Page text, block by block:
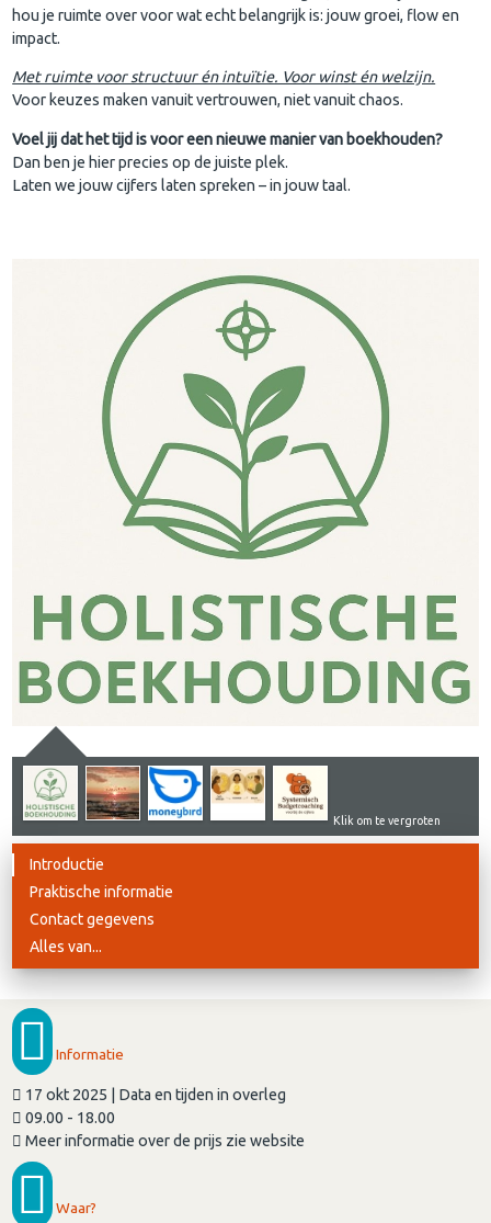
hou je ruimte over voor wat echt belangrijk is: jouw groei, flow en
impact.
Met ruimte voor structuur én intuïtie. Voor winst én welzijn.
Voor keuzes maken vanuit vertrouwen, niet vanuit chaos.
Voel jij dat het tijd is voor een nieuwe manier van boekhouden?
Dan ben je hier precies op de juiste plek.
Laten we jouw cijfers laten spreken – in jouw taal.
Klik om te vergroten
Introductie
Praktische informatie
Contact gegevens
Alles van...
Informatie
17 okt 2025 | Data en tijden in overleg
09.00 - 18.00
Meer informatie over de prijs zie website
Waar?